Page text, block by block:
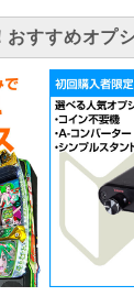
おすすめオプ